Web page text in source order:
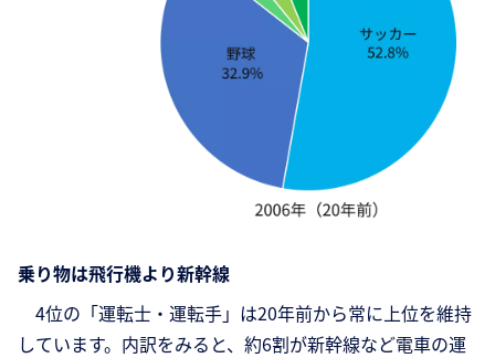
乗り物は飛行機より新幹線
4位の「運転士・運転手」は20年前から常に上位を維持
しています。内訳をみると、約6割が新幹線など電車の運